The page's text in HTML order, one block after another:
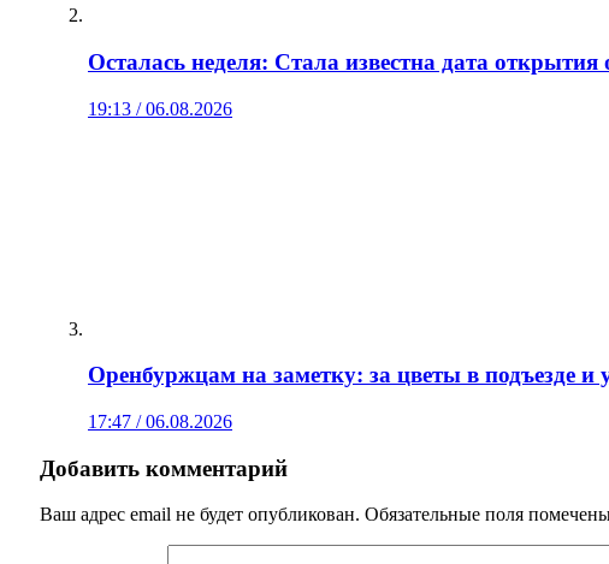
Осталась неделя: Стала известна дата
19:13 / 06.08.2026
Оренбуржцам на заметку: за цветы в подъезде
17:47 / 06.08.2026
Добавить комментарий
Ваш адрес email не будет опубликован. Обязательные поля